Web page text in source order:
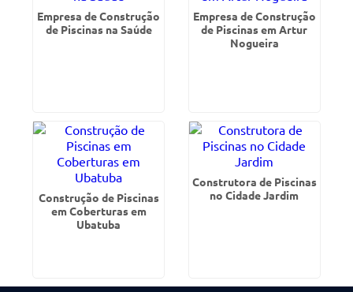
Empresa de Construção
de Piscinas na Saúde
Empresa de Construção
de Piscinas em Artur
Nogueira
Construção de Piscinas
em Coberturas em
Ubatuba
Construtora de Piscinas
no Cidade Jardim